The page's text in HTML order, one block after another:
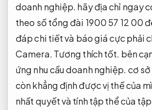
doanh nghiệp. hãy địa chỉ ngay
theo số tổng đài 1900 57 12 00
đáp chi tiết và báo giá cực phải
Camera. Tương thích tốt. bên
ứng nhu cầu doanh nghiệp. cơ sở
còn khẳng định được vị thế của
nhất quyết và tính tập thể của